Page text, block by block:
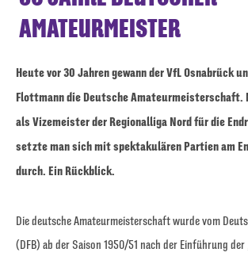
AMATEURMEISTER
Heute vor 30 Jahren gewann der VfL Osnabrück
Flottmann die Deutsche Amateurmeisterschaft.
als Vizemeister der Regionalliga Nord für die
setzte man sich mit spektakulären Partien am
durch. Ein Rückblick.
Die deutsche Amateurmeisterschaft wurde vom
(DFB) ab der Saison 1950/51 nach der Einführung